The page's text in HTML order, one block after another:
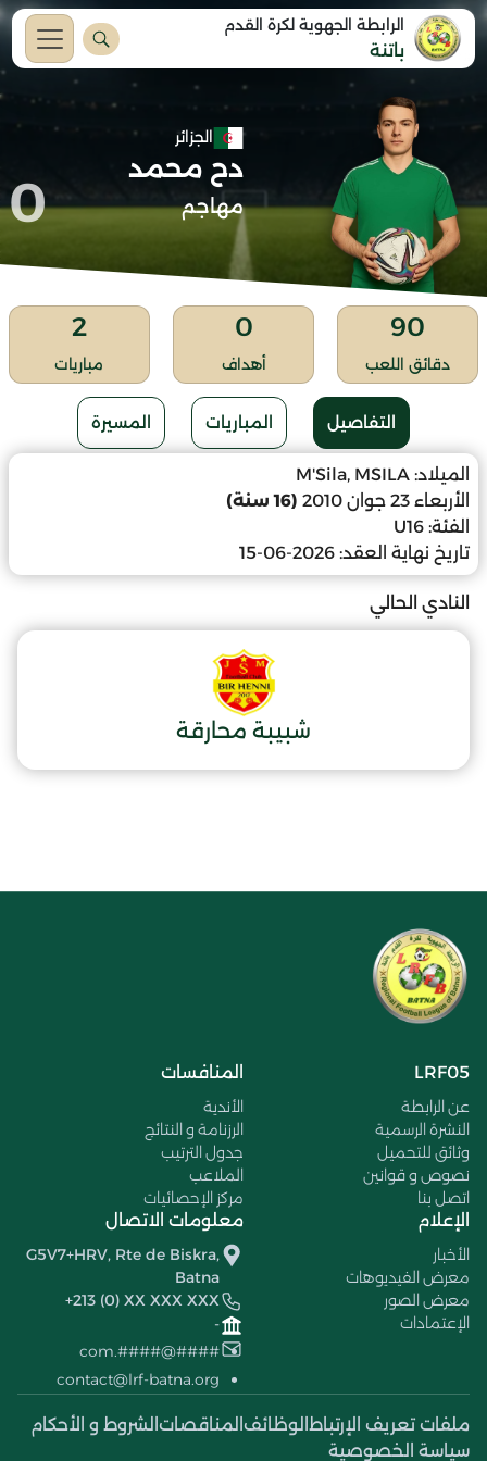
الرابطة الجهوية لكرة القدم
باتنة
الجزائر
دح محمد
مهاجم 0
90
دقائق اللعب
0
أهداف
2
مباريات
التفاصيل المباريات المسيرة
الميلاد: M'Sila, MSILA
الأربعاء 23 جوان 2010
(16 سنة)
الفئة: U16
تاريخ نهاية العقد: 2026-06-15
النادي الحالي
شبيبة محارقة
LRF05
عن الرابطة
النشرة الرسمية
وثائق للتحميل
نصوص و قوانين
اتصل بنا
المنافسات
الأندية
الرزنامة و النتائج
جدول الترتيب
الملاعب
مركز الإحصائيات
الإعلام
الأخبار
معرض الفيديوهات
معرض الصور
الإعتمادات
معلومات الاتصال
G5V7+HRV, Rte de Biskra,
Batna
+213 (0) XX XXX XXX
-
####@####.com
contact@lrf-batna.org
ملفات تعريف الإرتباط الوظائف المناقصات الشروط و الأحكام
سياسة الخصوصية